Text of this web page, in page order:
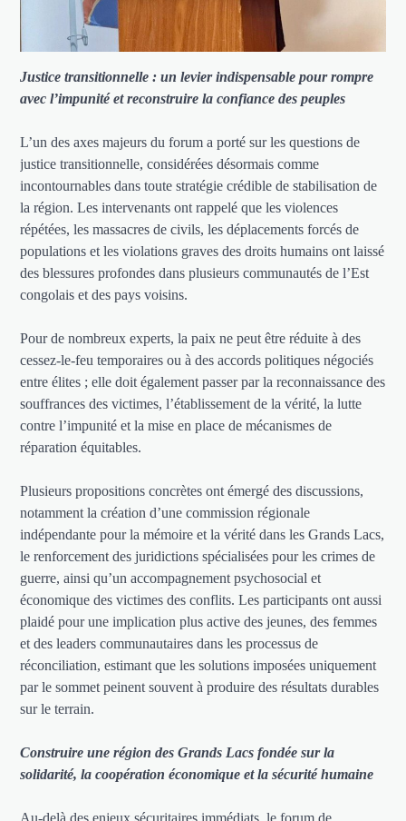
Justice transitionnelle : un levier indispensable pour rompre
avec l’impunité et reconstruire la confiance des peuples
L’un des axes majeurs du forum a porté sur les questions de
justice transitionnelle, considérées désormais comme
incontournables dans toute stratégie crédible de stabilisation de
la région. Les intervenants ont rappelé que les violences
répétées, les massacres de civils, les déplacements forcés de
populations et les violations graves des droits humains ont laissé
des blessures profondes dans plusieurs communautés de l’Est
congolais et des pays voisins.
Pour de nombreux experts, la paix ne peut être réduite à des
cessez-le-feu temporaires ou à des accords politiques négociés
entre élites ; elle doit également passer par la reconnaissance des
souffrances des victimes, l’établissement de la vérité, la lutte
contre l’impunité et la mise en place de mécanismes de
réparation équitables.
Plusieurs propositions concrètes ont émergé des discussions,
notamment la création d’une commission régionale
indépendante pour la mémoire et la vérité dans les Grands Lacs,
le renforcement des juridictions spécialisées pour les crimes de
guerre, ainsi qu’un accompagnement psychosocial et
économique des victimes des conflits. Les participants ont aussi
plaidé pour une implication plus active des jeunes, des femmes
et des leaders communautaires dans les processus de
réconciliation, estimant que les solutions imposées uniquement
par le sommet peinent souvent à produire des résultats durables
sur le terrain.
Construire une région des Grands Lacs fondée sur la
solidarité, la coopération économique et la sécurité humaine